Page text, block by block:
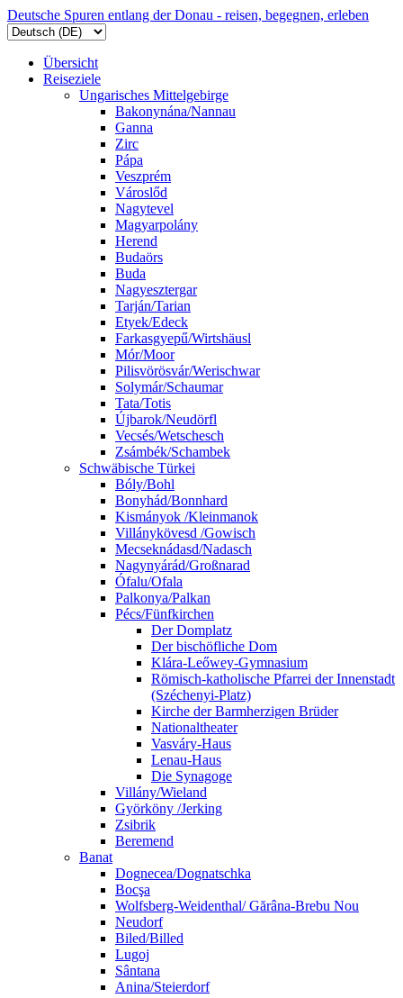
Deutsche Spuren entlang der Donau - reisen, begegnen, erleben
Übersicht
Reiseziele
Ungarisches Mittelgebirge
Bakonynána/Nannau
Ganna
Zirc
Pápa
Veszprém
Városlőd
Nagytevel
Magyarpolány
Herend
Budaörs
Buda
Nagyesztergar
Tarján/Tarian
Etyek/Edeck
Farkasgyepű/Wirtshäusl
Mór/Moor
Pilisvörösvár/Werischwar
Solymár/Schaumar
Tata/Totis
Újbarok/Neudörfl
Vecsés/Wetschesch
Zsámbék/Schambek
Schwäbische Türkei
Bóly/Bohl
Bonyhád/Bonnhard
Kismányok /Kleinmanok
Villánykövesd /Gowisch
Mecseknádasd/Nadasch
Nagynyárád/Großnarad
Ófalu/Ofala
Palkonya/Palkan
Pécs/Fünfkirchen
Der Domplatz
Der bischöfliche Dom
Klára-Leőwey-Gymnasium
Römisch-katholische Pfarrei der Innenstadt
(Széchenyi-Platz)
Kirche der Barmherzigen Brüder
Nationaltheater
Vasváry-Haus
Lenau-Haus
Die Synagoge
Villány/Wieland
Györköny /Jerking
Zsibrik
Beremend
Banat
Dognecea/Dognatschka
Bocşa
Wolfsberg-Weidenthal/ Gărâna-Brebu Nou
Neudorf
Biled/Billed
Lugoj
Sântana
Anina/Steierdorf